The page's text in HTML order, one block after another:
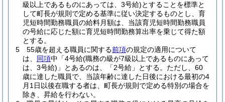
級以上であるものにあっては、3号給)とすることを標準と
して町長が規則で定める基準に従い決定するものとし、育
児短時間勤務職員の給料月額は、当該育児短時間勤務職員
の号給に応じた額に育児短時間勤務算出率を乗じて得た額
とする。
5
55歳を超える職員に関する前項の規定の適用について
は、 同項中「4号給(職務の級が7級以上であるものにあって
は、3号給) 」とあるのは、「2号給」とする。 ただし、60
歳に達した職員で、当該年齢に達した日後における最初の4
月1日以後在職する者は、町長が規則で定める特別の場合を
除き、昇給を行わない。